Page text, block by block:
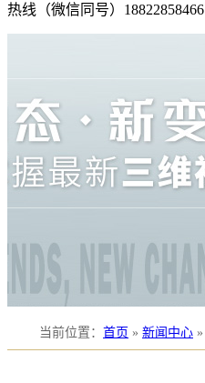
热线（微信同号） 18822858466
当前位置 ： 首页 » 新闻中心 »